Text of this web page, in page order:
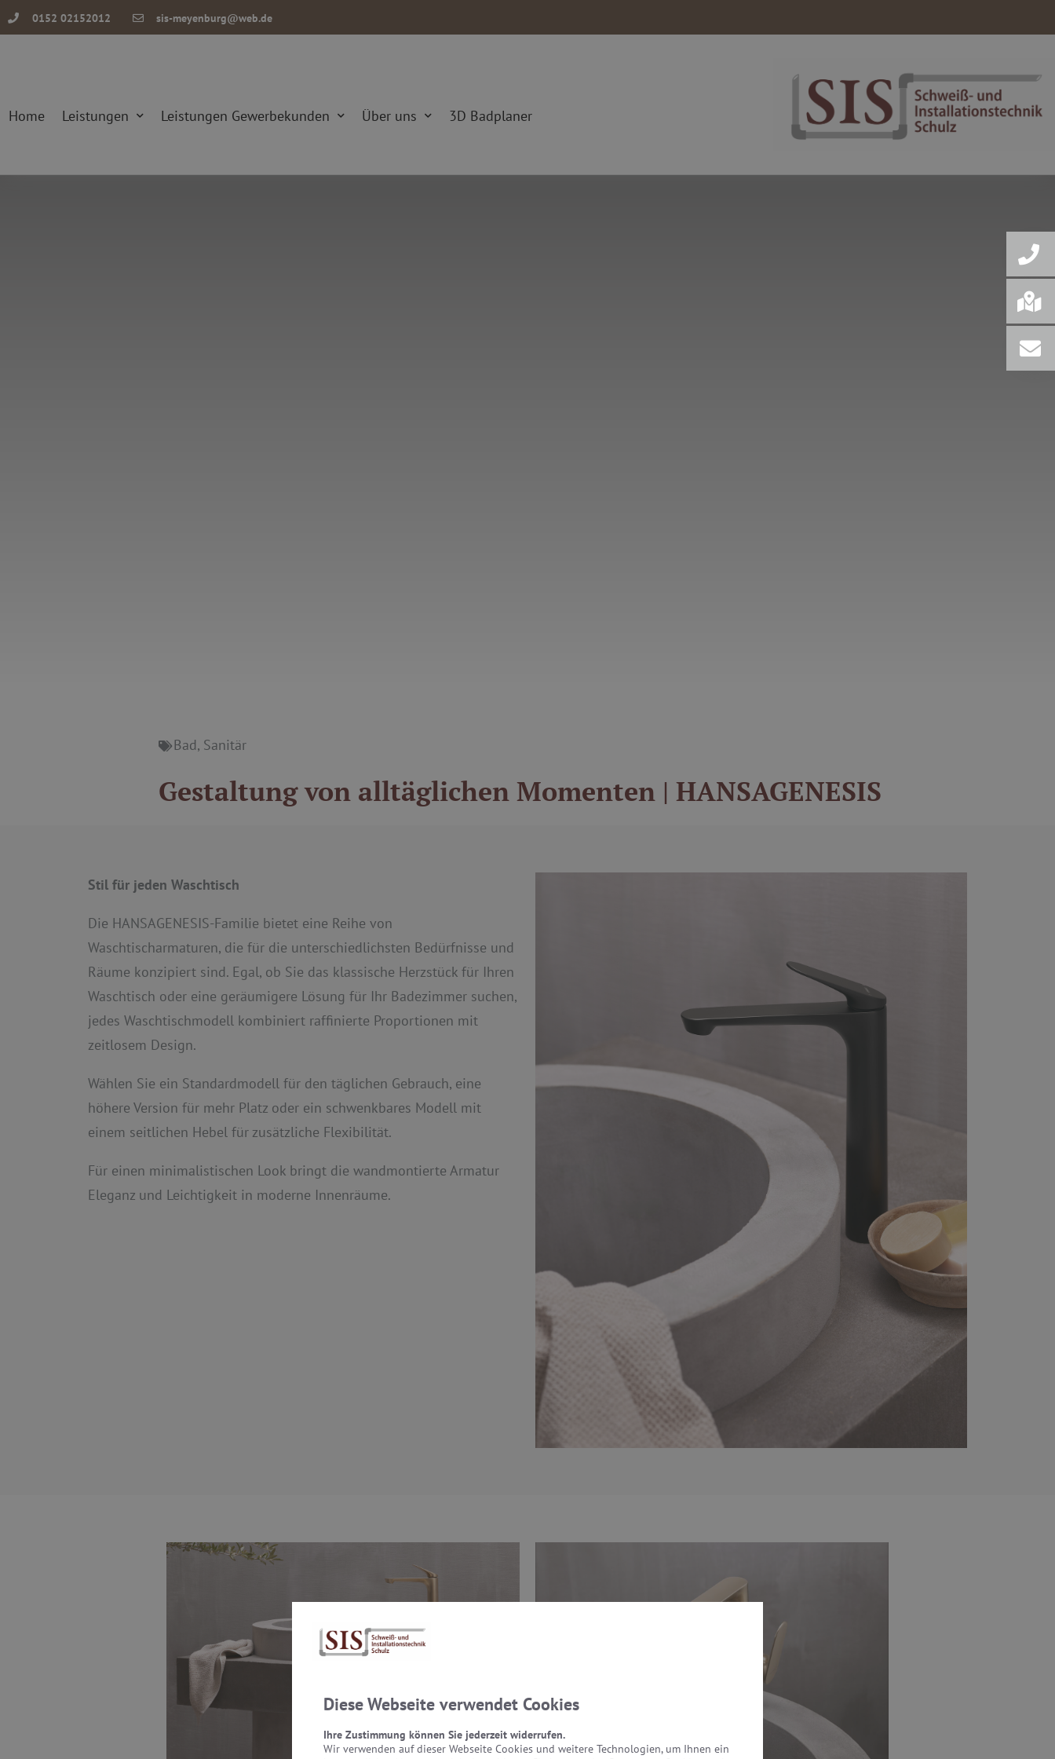
0152 02152012 sis-meyenburg@web.de
Home Leistungen Leistungen Gewerbekunden Über uns 3D Badplaner
Bad, Sanitär
Gestaltung von alltäglichen Momenten | HANSAGENESIS
Stil für jeden Waschtisch
Die HANSAGENESIS-Familie bietet eine Reihe von
Waschtischarmaturen, die für die unterschiedlichsten Bedürfnisse und
Räume konzipiert sind. Egal, ob Sie das klassische Herzstück für Ihren
Waschtisch oder eine geräumigere Lösung für Ihr Badezimmer suchen,
jedes Waschtischmodell kombiniert raffinierte Proportionen mit
zeitlosem Design.
Wählen Sie ein Standardmodell für den täglichen Gebrauch, eine
höhere Version für mehr Platz oder ein schwenkbares Modell mit
einem seitlichen Hebel für zusätzliche Flexibilität.
Für einen minimalistischen Look bringt die wandmontierte Armatur
Eleganz und Leichtigkeit in moderne Innenräume.
Diese Webseite verwendet Cookies
Ihre Zustimmung können Sie jederzeit widerrufen.
Wir verwenden auf dieser Webseite Cookies und weitere Technologien, um Ihnen ein